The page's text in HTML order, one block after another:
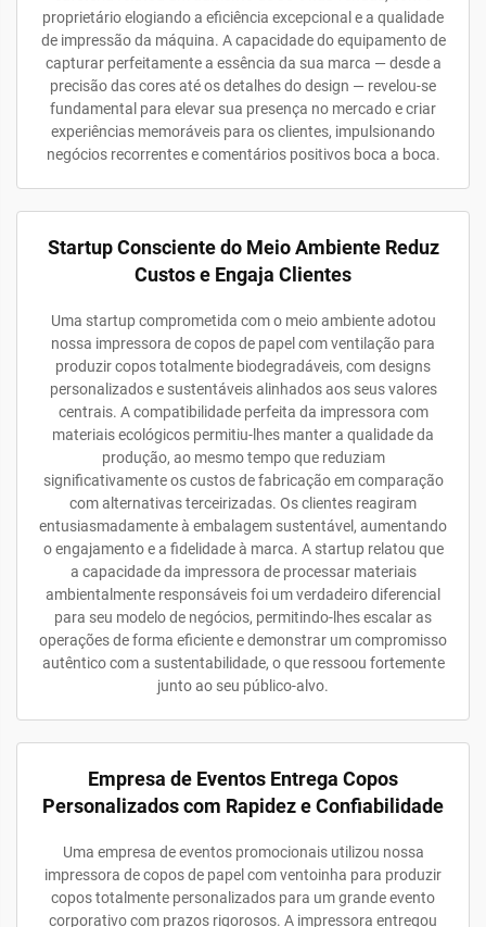
proprietário elogiando a eficiência excepcional e a qualidade
de impressão da máquina. A capacidade do equipamento de
capturar perfeitamente a essência da sua marca — desde a
precisão das cores até os detalhes do design — revelou-se
fundamental para elevar sua presença no mercado e criar
experiências memoráveis para os clientes, impulsionando
negócios recorrentes e comentários positivos boca a boca.
Startup Consciente do Meio Ambiente Reduz
Custos e Engaja Clientes
Uma startup comprometida com o meio ambiente adotou
nossa impressora de copos de papel com ventilação para
produzir copos totalmente biodegradáveis, com designs
personalizados e sustentáveis alinhados aos seus valores
centrais. A compatibilidade perfeita da impressora com
materiais ecológicos permitiu-lhes manter a qualidade da
produção, ao mesmo tempo que reduziam
significativamente os custos de fabricação em comparação
com alternativas terceirizadas. Os clientes reagiram
entusiasmadamente à embalagem sustentável, aumentando
o engajamento e a fidelidade à marca. A startup relatou que
a capacidade da impressora de processar materiais
ambientalmente responsáveis foi um verdadeiro diferencial
para seu modelo de negócios, permitindo-lhes escalar as
operações de forma eficiente e demonstrar um compromisso
autêntico com a sustentabilidade, o que ressoou fortemente
junto ao seu público-alvo.
Empresa de Eventos Entrega Copos
Personalizados com Rapidez e Confiabilidade
Uma empresa de eventos promocionais utilizou nossa
impressora de copos de papel com ventoinha para produzir
copos totalmente personalizados para um grande evento
corporativo com prazos rigorosos. A impressora entregou